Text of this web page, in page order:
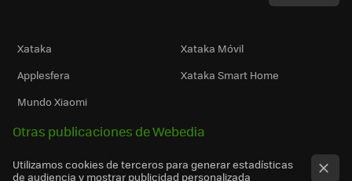
Xataka
Xataka Móvil
Applesfera
Xataka Smart Home
Mundo Xiaomi
Otras publicaciones de Webedia
Utilizamos cookies de terceros para generar estadísticas
de audiencia y mostrar publicidad personalizada